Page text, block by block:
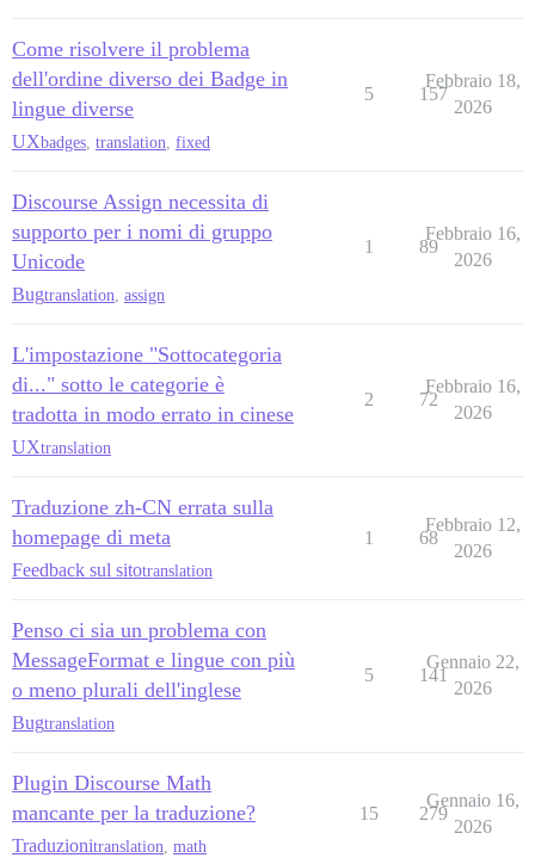
Come risolvere il problema
dell'ordine diverso dei Badge in
lingue diverse
UXbadges translation fixed
5 157
Febbraio 18,
2026
Discourse Assign necessita di
supporto per i nomi di gruppo
Unicode
Bugtranslation assign
1 89
Febbraio 16,
2026
L'impostazione "Sottocategoria
di..." sotto le categorie è
tradotta in modo errato in cinese
UXtranslation
2 72
Febbraio 16,
2026
Traduzione zh-CN errata sulla
homepage di meta
Feedback sul sitotranslation
1 68
Febbraio 12,
2026
Penso ci sia un problema con
MessageFormat e lingue con più
o meno plurali dell'inglese
Bugtranslation
5 141
Gennaio 22,
2026
Plugin Discourse Math
mancante per la traduzione?
Traduzionitranslation math
15 279
Gennaio 16,
2026